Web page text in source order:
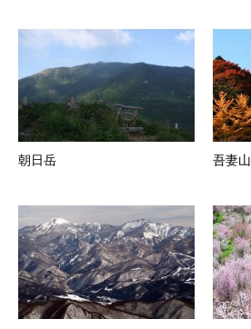
朝日岳 吾妻山